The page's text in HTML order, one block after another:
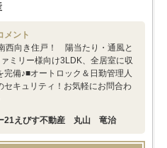
メント
西向き住戸！ 陽当たり・通風と
ミリー様向け3LDK、全居室に収
完備♪■オートロック＆日勤管理人
セキュリティ！お気軽にお問合わ
21えびす不動産 丸山 竜治